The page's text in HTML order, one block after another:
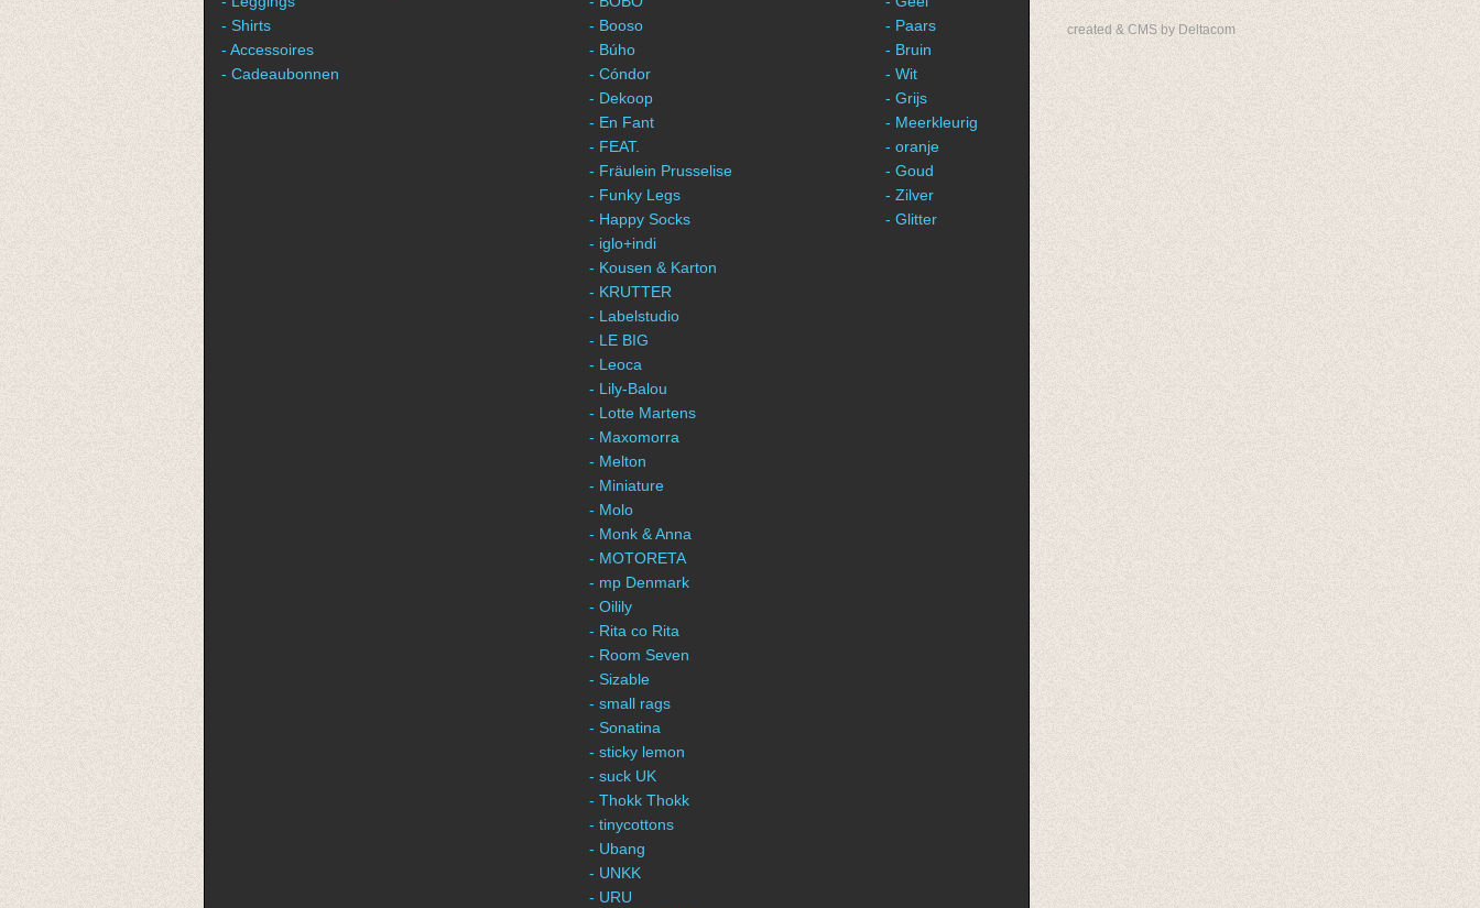
created & CMS by Deltacom
- Shirts
- Accessoires
- Cadeaubonnen
- Booso
- Búho
- Cóndor
- Dekoop
- En Fant
- FEAT.
- Fräulein Prusselise
- Funky Legs
- Happy Socks
- iglo+indi
- Kousen & Karton
- KRUTTER
- Labelstudio
- LE BIG
- Leoca
- Lily-Balou
- Lotte Martens
- Maxomorra
- Melton
- Miniature
- Molo
- Monk & Anna
- MOTORETA
- mp Denmark
- Oilily
- Rita co Rita
- Room Seven
- Sizable
- small rags
- Sonatina
- sticky lemon
- suck UK
- Thokk Thokk
- tinycottons
- Ubang
- UNKK
- URU
- Paars
- Bruin
- Wit
- Grijs
- Meerkleurig
- oranje
- Goud
- Zilver
- Glitter